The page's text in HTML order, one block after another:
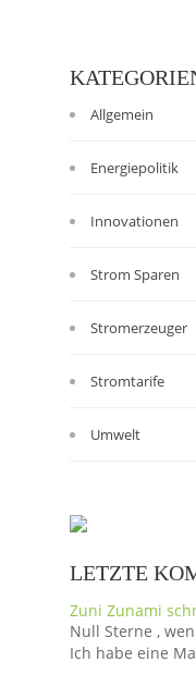
Allgemein
Energiepolitik
Innovationen
Strom Sparen
Stromerzeuger
Stromtarife
Umwelt
LETZTE
Zuni Zunami
Null Sterne ,
Ich habe eine